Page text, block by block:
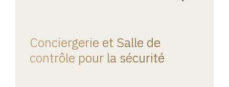
Conciergerie et Salle de
contrôle pour la sécurité